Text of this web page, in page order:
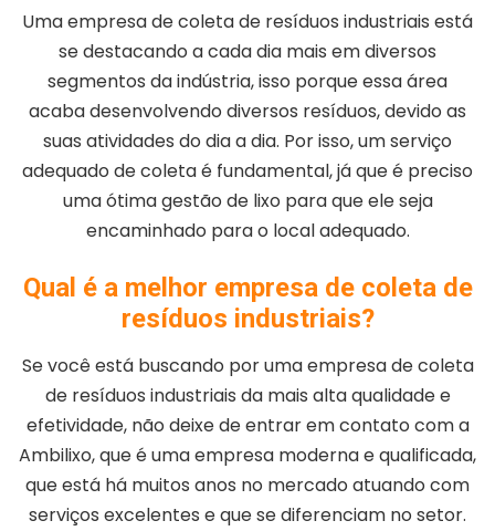
Uma empresa de coleta de resíduos industriais está
se destacando a cada dia mais em diversos
segmentos da indústria, isso porque essa área
acaba desenvolvendo diversos resíduos, devido as
suas atividades do dia a dia. Por isso, um serviço
adequado de coleta é fundamental, já que é preciso
uma ótima gestão de lixo para que ele seja
encaminhado para o local adequado.
Qual é a melhor empresa de coleta de
resíduos industriais?
Se você está buscando por uma empresa de coleta
de resíduos industriais da mais alta qualidade e
efetividade, não deixe de entrar em contato com a
Ambilixo, que é uma empresa moderna e qualificada,
que está há muitos anos no mercado atuando com
serviços excelentes e que se diferenciam no setor.